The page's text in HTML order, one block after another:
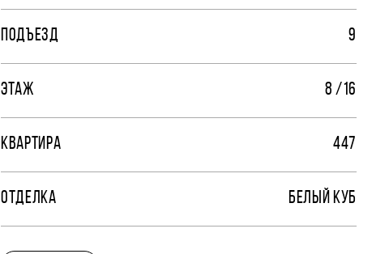
ПОДЪЕЗД 9
ЭТАЖ 8 /16
КВАРТИРА 447
ОТДЕЛКА БЕЛЫЙ КУБ